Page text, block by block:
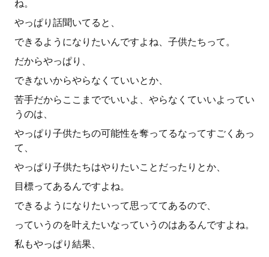
ね。
やっぱり話聞いてると、
できるようになりたいんですよね、子供たちって。
だからやっぱり、
できないからやらなくていいとか、
苦手だからここまででいいよ、やらなくていいよってい
うのは、
やっぱり子供たちの可能性を奪ってるなってすごくあっ
て、
やっぱり子供たちはやりたいことだったりとか、
目標ってあるんですよね。
できるようになりたいって思っててあるので、
っていうのを叶えたいなっていうのはあるんですよね。
私もやっぱり結果、